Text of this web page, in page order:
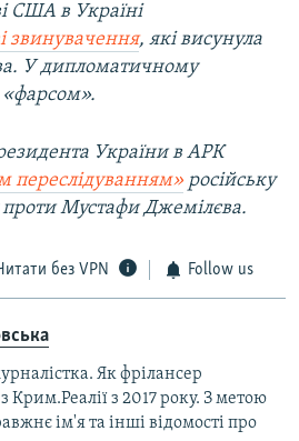
США в Україні
звинувачення, які висунула
У дипломатичному
«фарсом».
України в АРК
переслідуванням» російську
Мустафи Джемілєва.
без VPN Follow us
Як фрілансер
Крим.Реалії з 2017 року. З метою
ім'я та інші відомості про